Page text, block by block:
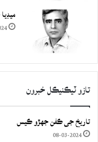
تازو ٽيڪنيڪل خبرون
تاريخ جي ڪفن جھڙو ڪيس
08-03-2024